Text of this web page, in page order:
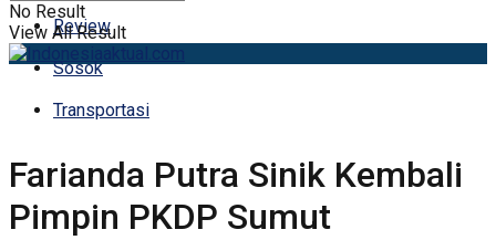
Review
Sosok
Transportasi
No Result
View All Result
Farianda Putra Sinik Kembali
Pimpin PKDP Sumut